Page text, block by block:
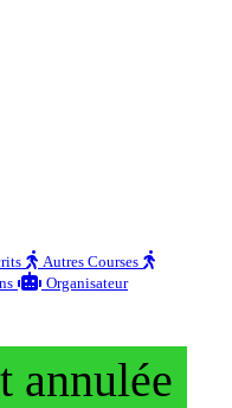
Autres Courses
Organisateur
annulée